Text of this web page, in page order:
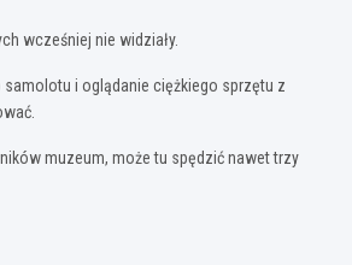
wcześniej nie widziały.
i oglądanie ciężkiego sprzętu z
muzeum, może tu spędzić nawet trzy